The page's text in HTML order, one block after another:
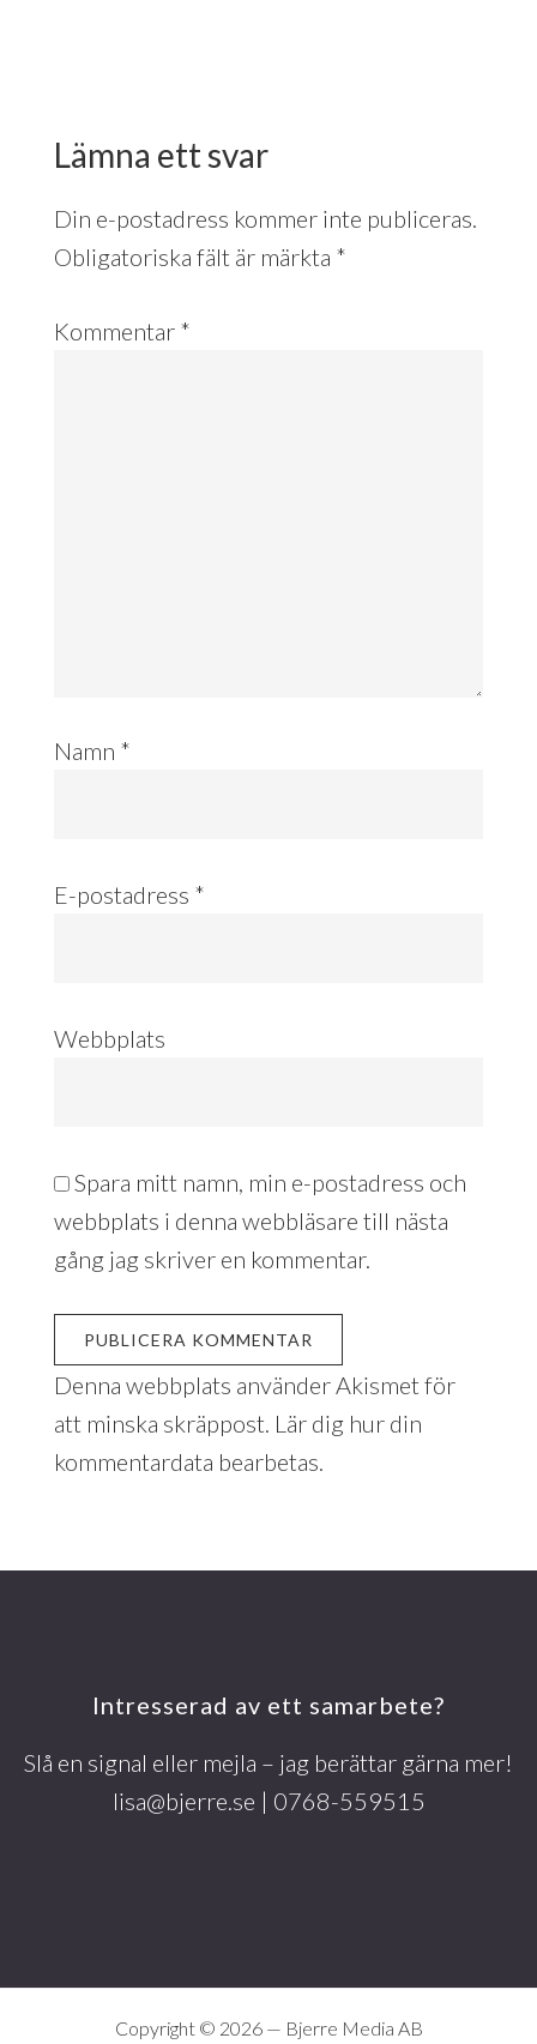
Lämna ett svar
Din e-postadress kommer inte publiceras.
Obligatoriska fält är märkta *
Kommentar *
Namn *
E-postadress *
Webbplats
Spara mitt namn, min e-postadress och
webbplats i denna webbläsare till nästa
gång jag skriver en kommentar.
Denna webbplats använder Akismet för
att minska skräppost. Lär dig hur din
kommentardata bearbetas
FooterIntresserad av ett samarbete?
Slå en signal eller mejla – jag berättar gärna mer!
lisa@bjerre.se | 0768-559515
Copyright © 2026 — Bjerre Media AB